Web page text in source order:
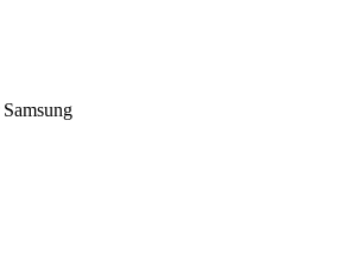
Samsung